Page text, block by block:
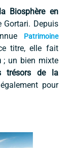
Biosphère en
Depuis
Patrimoine
titre, elle fait
; un bien mixte
trésors de la
pour